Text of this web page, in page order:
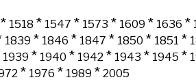
* 1518 * 1547 * 1573 * 1609 * 1636 *
1839 * 1846 * 1847 * 1850 * 1851 *
1939 * 1940 * 1942 * 1943 * 1945 *
* 1976 * 1989 * 2005